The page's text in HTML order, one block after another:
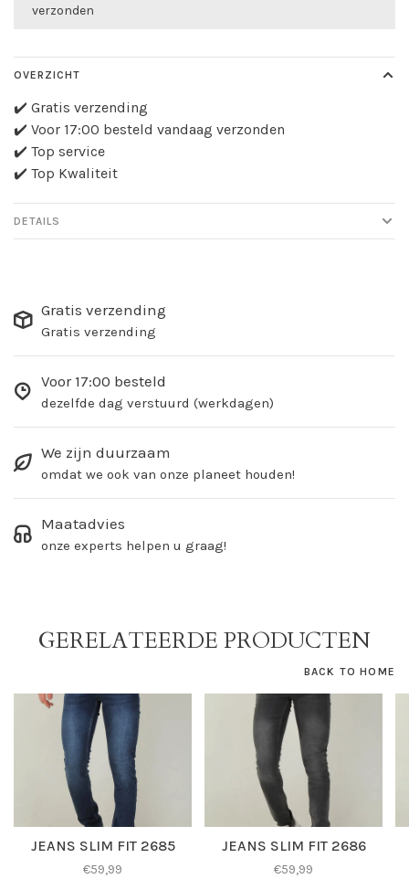
verzonden
OVERZICHT
✔️ Gratis verzending
✔️ Voor 17:00 besteld vandaag verzonden
✔️ Top service
✔️ Top Kwaliteit
DETAILS
Gratis verzending
Gratis verzending
Voor 17:00 besteld
dezelfde dag verstuurd (werkdagen)
We zijn duurzaam
omdat we ook van onze planeet houden!
Maatadvies
onze experts helpen u graag!
GERELATEERDE PRODUCTEN
BACK TO HOME
JEANS SLIM FIT 2685
€59,99
JEANS SLIM FIT 2686
€59,99